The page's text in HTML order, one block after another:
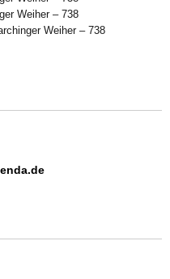
Weiher – 738
Weiher – 738